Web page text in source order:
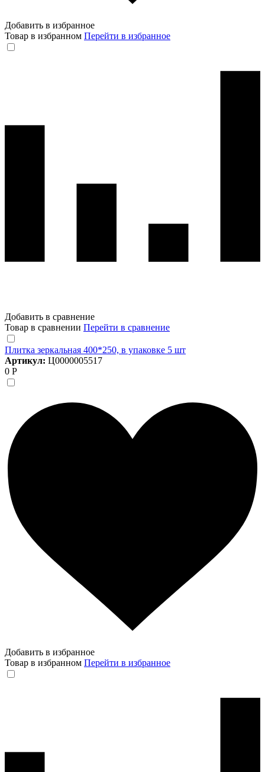
Добавить в избранное
Товар в избранном Перейти в избранное
Добавить в сравнение
Товар в сравнении Перейти в сравнение
Плитка зеркальная 400*250, в упаковке 5 шт
Артикул: Ц0000005517
0 Р
Добавить в избранное
Товар в избранном Перейти в избранное